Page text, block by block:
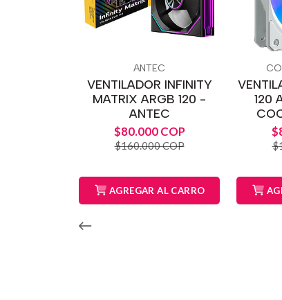
ANTEC
VENTILADOR INFINITY
MATRIX ARGB 120 -
ANTEC
$80.000 COP
$160.000 COP
AGREGAR AL CARRO
120